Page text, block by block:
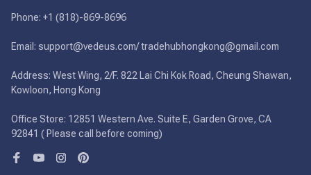
Phone: +1 (818)-869-8696
Email: support@vedeus.com/ tradehubhongkong@gmail.com
Address: West Wing, 2/F. 822 Lai Chi Kok Road, Cheung Shawan,
Kowloon, Hong Kong
Office Store: 12851 Western Ave. Suite E, Garden Grove, CA
92841 ( Please call before coming)